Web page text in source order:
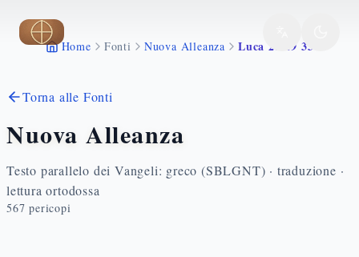
Vai al contenuto principale
Home Fonti Nuova Alleanza Luca 21 29 33
Torna alle Fonti
Nuova Alleanza
Testo parallelo dei Vangeli: greco (SBLGNT) · traduzione ·
lettura ortodossa
567 pericopi